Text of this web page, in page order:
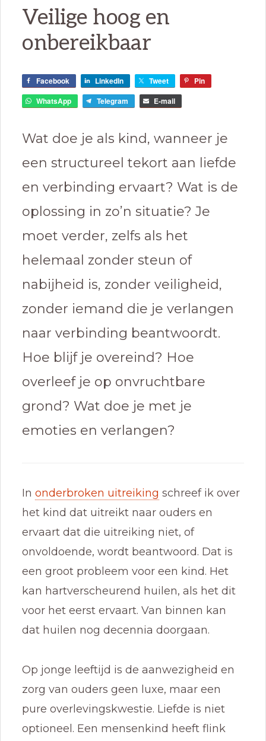
Veilige hoog en
onbereikbaar
Facebook LinkedIn Tweet
Pin
WhatsApp
Telegram E-mail
Wat doe je als kind, wanneer je
een structureel tekort aan liefde
en verbinding ervaart? Wat is de
oplossing in zo’n situatie? Je
moet verder, zelfs als het
helemaal zonder steun of
nabijheid is, zonder veiligheid,
zonder iemand die je verlangen
naar verbinding beantwoordt.
Hoe blijf je overeind? Hoe
overleef je op onvruchtbare
grond? Wat doe je met je
emoties en verlangen?
In onderbroken uitreiking schreef ik over
het kind dat uitreikt naar ouders en
ervaart dat die uitreiking niet, of
onvoldoende, wordt beantwoord. Dat is
een groot probleem voor een kind. Het
kan hartverscheurend huilen, als het dit
voor het eerst ervaart. Van binnen kan
dat huilen nog decennia doorgaan.
Op jonge leeftijd is de aanwezigheid en
zorg van ouders geen luxe, maar een
pure overlevingskwestie. Liefde is niet
optioneel. Een mensenkind heeft flink